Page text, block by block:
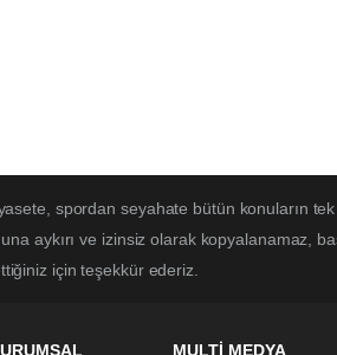
spordan seyahate bütün konuların
aykırı ve izinsiz olarak kopyalanamaz,
için teşekkür ederiz.
MULTİ MEDYA